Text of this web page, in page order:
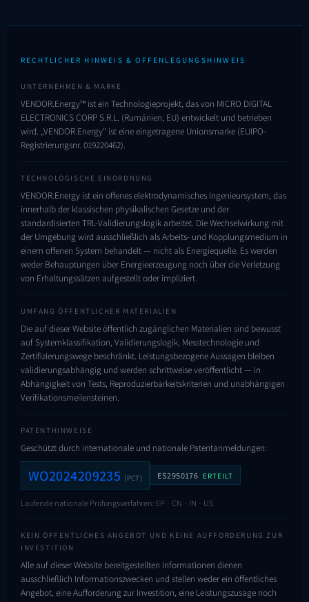
RECHTLICHER HINWEIS & OFFENLEGUNGSHINWEIS
UNTERNEHMEN & MARKE
VENDOR.Energy™ ist ein Technologieprojekt, das von MICRO DIGITAL
ELECTRONICS CORP S.R.L. (Rumänien, EU) entwickelt und betrieben
wird. „VENDOR.Energy" ist eine eingetragene Unionsmarke (EUIPO-
Registrierungsnr. 019220462).
TECHNOLOGISCHE EINORDNUNG
VENDOR.Energy ist ein offenes elektrodynamisches Ingenieursystem, das
innerhalb der klassischen physikalischen Gesetze und der
standardisierten TRL-Validierungslogik arbeitet. Die Wechselwirkung mit
der Umgebung wird ausschließlich als Arbeits- und Kopplungsmedium in
einem offenen System behandelt — nicht als Energiequelle. Es werden
weder Behauptungen über Energieerzeugung noch über die Verletzung
von Erhaltungssätzen aufgestellt oder impliziert.
UMFANG ÖFFENTLICHER MATERIALIEN
Die auf dieser Website öffentlich zugänglichen Materialien sind bewusst
auf Systemklassifikation, Validierungslogik, Messtechnologie und
Zertifizierungswege beschränkt. Leistungsbezogene Aussagen bleiben
validierungsabhängig und werden schrittweise veröffentlicht — in
Abhängigkeit von Tests, Reproduzierbarkeits­kriterien und unabhängigen
Verifikationsmeilensteinen.
PATENTHINWEISE
Geschützt durch internationale und nationale Patentanmeldungen:
WO2024209235 (PCT) ES2950176 ERTEILT
Laufende nationale Prüfungsverfahren: EP · CN · IN · US
KEIN ÖFFENTLICHES ANGEBOT UND KEINE AUFFORDERUNG ZUR
INVESTITION
Alle auf dieser Website bereitgestellten Informationen dienen
ausschließlich Informationszwecken und stellen weder ein öffentliches
Angebot, eine Aufforderung zur Investition, eine Leistungszusage noch